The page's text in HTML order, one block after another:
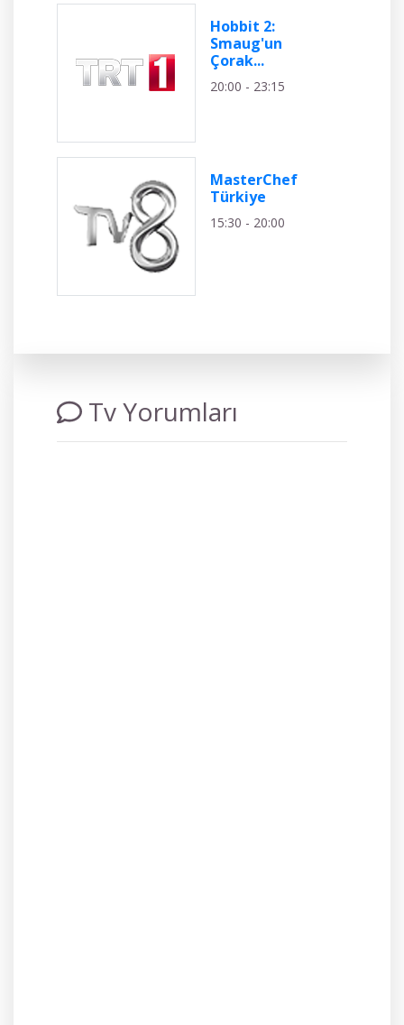
Hobbit 2:
Smaug'un
Çorak...
20:00 - 23:15
MasterChef
Türkiye
15:30 - 20:00
Tv Yorumları